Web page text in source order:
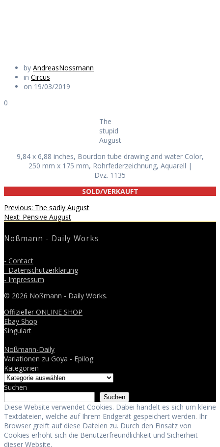
by AndreasNossmann
in Circus
on 19/03/2019
0
The
stupid
August
9,84 x 6,88 inches, Bourdon tube drawing and water Color,
250 mm x 175 mm, Rohrfederzeichnung, Aquarell |
Dvz. 1135
SOLD/VERKAUFT
Beitragsnavigation
Previous: Previous
post:
The sadly August
Next: Next
Pensive August
Noßmann - Daily Works
- Contact
- Datenschutzerklärung
- Impressum
© 2026 Noßmann - Daily Works.
Offizieller ONLINE SHOP
Ebay Shop
Singulart
Noßmann-Daily
Variationen zu Goya - Epilog
Kategorien
Suchen
Suchen
Diese Website verwendet Cookies. Dabei handelt es sich um kleine
Textdateien, welche auf Ihrem Endgerät gespeichert werden. Ihr
Browser greift auf diese Dateien zu. Durch den Einsatz von
Cookies erhöht sich die Benutzerfreundlichkeit und Sicherheit
dieser Website.